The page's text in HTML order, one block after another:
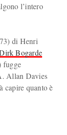
l’intero
di Henri
Bogarde
fugge
Allan Davies
capire quanto è